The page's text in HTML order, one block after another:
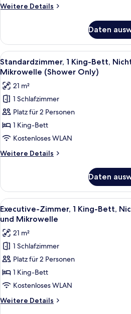
(Walk-
Shower)
anzeigen
Weitere Details
Weitere
1
Queen-
Bett,
barrierefrei,
(Walk-
in
Shower)
Daten
Alle
Fotos
für
Standardzimmer,
1 King-
Bett,
Nichtraucher,
Kühlschrank
und
Mikrowelle
Only)
anzeigen
Ein
4
Standardzimmer, 1 King-Bett,
Mikrowelle (Shower Only)
21 m²
1 Schlafzimmer
Platz für 2 Personen
1 King-Bett
Kostenloses WLAN
Weitere Details
Weitere
1 King-
Bett,
Nichtraucher,
Kühlschrank
Mikrowelle
(Shower
Only)
Daten
Alle
Fotos
für
Executive-
Zimmer,
1 King-
Bett,
Nichtraucher,
Kühlschrank
und
Ein
4
Executive-Zimmer, 1 King-Bett,
und Mikrowelle
21 m²
1 Schlafzimmer
Platz für 2 Personen
1 King-Bett
Kostenloses WLAN
Weitere Details
Weitere